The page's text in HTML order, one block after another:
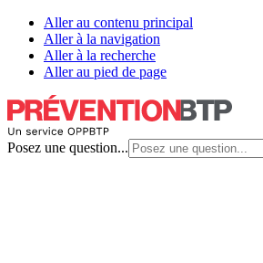
Aller au contenu principal
Aller à la navigation
Aller à la recherche
Aller au pied de page
Posez une question...